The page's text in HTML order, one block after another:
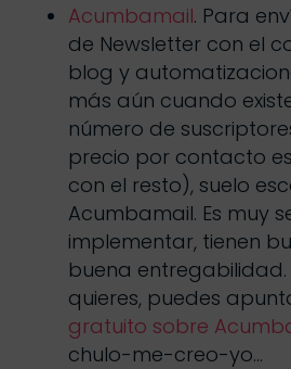
Acumbamail. Para
de Newsletter con el
blog y
más aún cuando
número de
precio por contacto
con el resto), suelo
Acumbamail. Es muy
implementar, tienen
buena entregabilidad.
quieres, puedes
gratuito sobre
chulo-me-creo-yo…